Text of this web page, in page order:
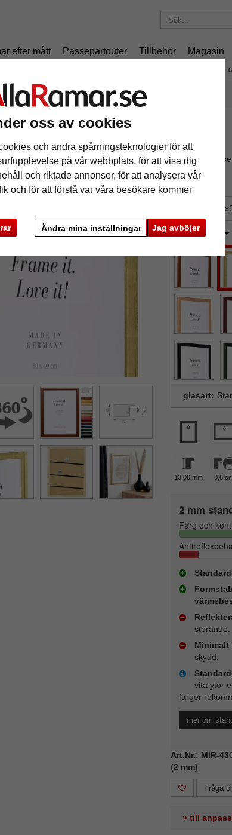
oss av cookies
och andra spårningsteknologier för att
på vår webbplats, för att visa dig
och riktade annonser, för att analysera vår
och för att förstå var våra besökare kommer
Jag avböjer
Ändra mina inställningar
efter mått Passepartouter Tillbehör Magasin
Träram i
kvalitet.
färg:
glasart:
13,00 mm 0,6
2 mm
Färg och
störande.
Minimalt
skydd.
vita ytor
färger
mer om
Art.Nr.: MIR-
(2 mm)
Fråga
» till